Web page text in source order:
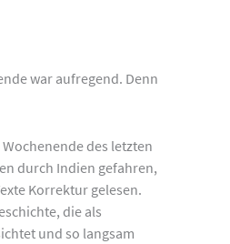
war aufregend. Denn
des letzten
durch Indien gefahren,
Korrektur gelesen.
die als
und so langsam